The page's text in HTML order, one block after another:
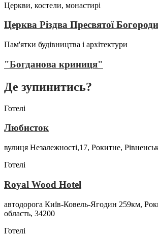
Церкви, костели, монастирі
Церква Різдва Пресвятої
Пам'ятки будівництва і архітектури
"Богданова криниця"
Де зупинитись?
Готелі
Любисток
вулиця Незалежності,17, Рокитне,
Готелі
Royal Wood Hotel
автодорога Київ-Ковель-Ягодин 259км,
область, 34200
Готелі